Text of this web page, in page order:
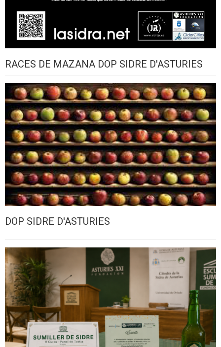
RACES DE MAZANA DOP SIDRE D'ASTURIES
DOP SIDRE D'ASTURIES